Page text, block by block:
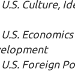
Culture,
Foreign